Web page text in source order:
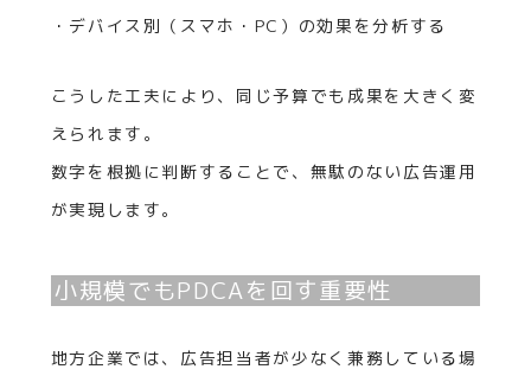
・デバイス別（スマホ・PC）の効果を分析する
こうした工夫により、同じ予算でも成果を大きく変
えられます。
数字を根拠に判断することで、無駄のない広告運用
が実現します。
小規模でもPDCAを回す重要性
地方企業では、広告担当者が少なく兼務している場